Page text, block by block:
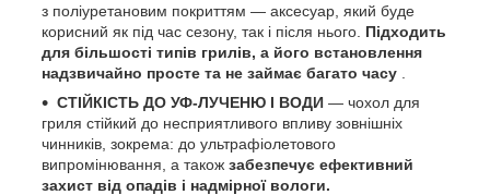
з поліуретановим покриттям — аксесуар, який буде
корисний як під час сезону, так і після нього. Підходить
для більшості типів грилів, а його встановлення
надзвичайно просте та не займає багато часу
СТІЙКІСТЬ ДО УФ-ЛУЧЕНЮ І ВОДИ — чохол для
гриля стійкий до несприятливого впливу зовнішніх
чинників, зокрема: до ультрафіолетового
випромінювання, а також забезпечує ефективний
захист від опадів і надмірної вологи.